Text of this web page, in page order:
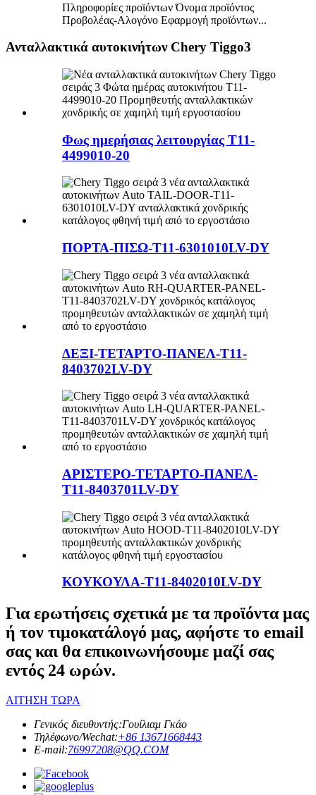
Πληροφορίες προϊόντων Όνομα προϊόντος
Προβολέας-Αλογόνο Εφαρμογή προϊόντων...
Ανταλλακτικά αυτοκινήτων Chery Tiggo3
Φως ημερήσιας λειτουργίας T11-
4499010-20
ΠΟΡΤΑ-ΠΙΣΩ-T11-6301010LV-DY
ΔΕΞΙ-ΤΕΤΑΡΤΟ-ΠΑΝΕΛ-T11-
8403702LV-DY
ΑΡΙΣΤΕΡΟ-ΤΕΤΑΡΤΟ-ΠΑΝΕΛ-
T11-8403701LV-DY
ΚΟΥΚΟΥΛΑ-T11-8402010LV-DY
Για ερωτήσεις σχετικά με τα προϊόντα μας
ή τον τιμοκατάλογό μας, αφήστε το email
σας και θα επικοινωνήσουμε μαζί σας
εντός 24 ωρών.
ΑΙΤΗΣΗ ΤΩΡΑ
Γενικός διευθυντής:Γουίλιαμ Γκάο
Τηλέφωνο/Wechat:+86 13671668443
E-mail:76997208@QQ.COM